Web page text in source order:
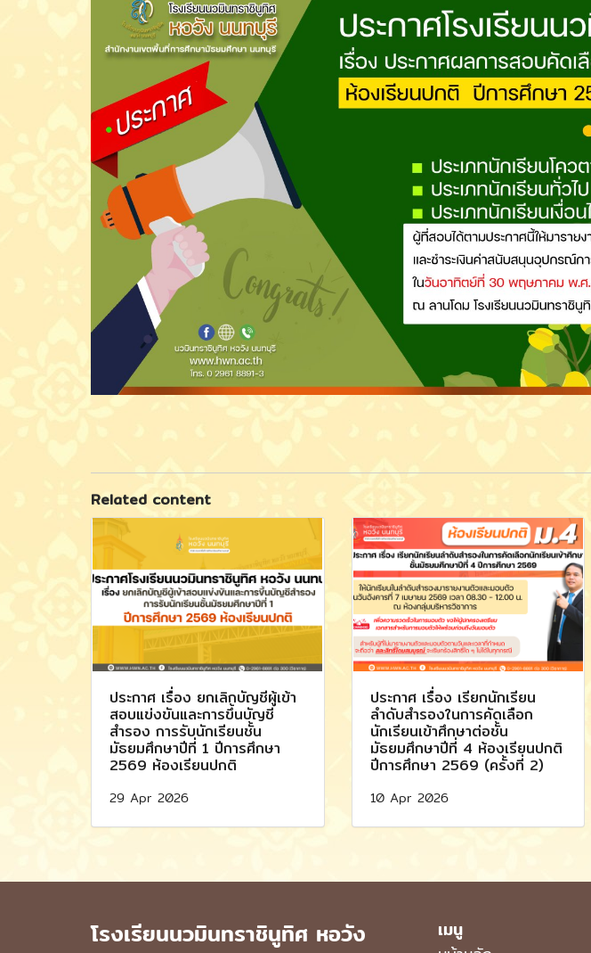
Related content
ประกาศ เรื่อง ยกเลิกบัญชีผู้เข้า
สอบแข่งขันและการขึ้นบัญชี
สำรอง การรับนักเรียนชั้น
มัธยมศึกษาปีที่ 1 ปีการศึกษา
2569 ห้องเรียนปกติ
29 Apr 2026
ประกาศ เรื่อง เรียกนักเรียน
ลำดับสำรองในการคัดเลือก
นักเรียนเข้าศึกษาต่อชั้น
มัธยมศึกษาปีที่ 4 ห้องเรียนปกติ
ปีการศึกษา 2569 (ครั้งที่ 2)
10 Apr 2026
โรงเรียนนวมินทราชินูทิศ หอวัง
เมนู